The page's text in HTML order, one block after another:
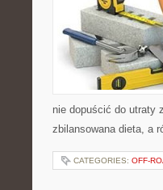
nie dopuścić do utraty
zbilansowana dieta, a
CATEGORIES: OFF-